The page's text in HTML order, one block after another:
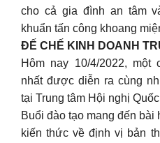
cho cả gia đình an tâm
khuẩn tấn công khoang
ĐẾ CHẾ KINH DOANH
Hôm nay 10/4/2022,
nhất được diễn ra cùng
tại Trung tâm Hội nghị
Buổi đào tạo mang đến
kiến thức về định vị bản